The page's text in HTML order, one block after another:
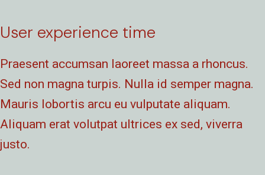
User experience time
Praesent accumsan laoreet massa a rhoncus.
Sed non magna turpis. Nulla id semper magna.
Mauris lobortis arcu eu vulputate aliquam.
Aliquam erat volutpat ultrices ex sed, viverra
justo.